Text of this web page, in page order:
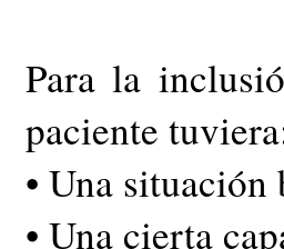
Para la
paciente
• Una
• Una cierta